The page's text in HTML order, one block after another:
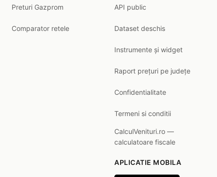
Preturi Gazprom
Comparator retele
API public
Dataset deschis
Instrumente și widget
Raport prețuri pe județe
Confidentialitate
Termeni si conditii
CalculVenituri.ro —
calculatoare fiscale
APLICATIE MOBILA